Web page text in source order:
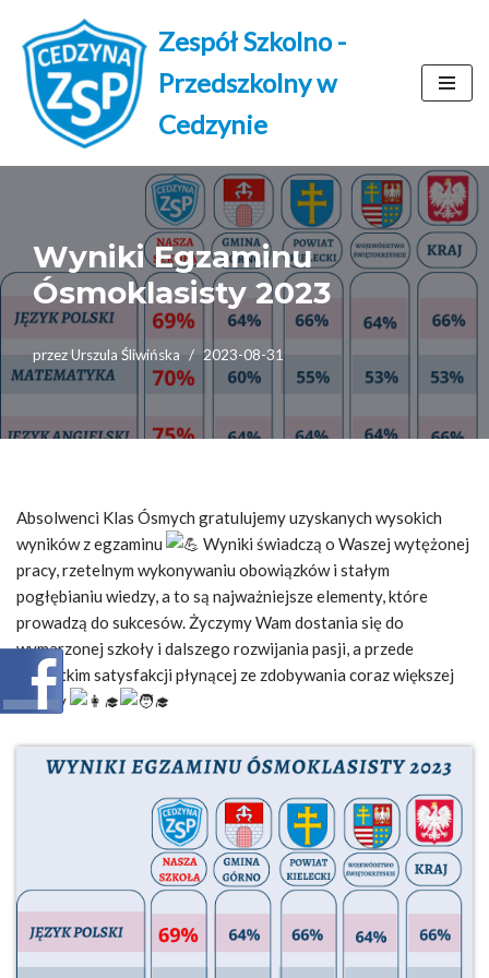
Przejdź
do
treści
Zespół Szkolno -
Przedszkolny w
Cedzynie
Wyniki Egzaminu
Ósmoklasisty 2023
przezUrszula Śliwińska 2023-08-31
Absolwenci Klas Ósmych gratulujemy uzyskanych wysokich
wyników z egzaminu
Wyniki świadczą o Waszej wytężonej
pracy, rzetelnym wykonywaniu obowiązków i stałym
pogłębianiu wiedzy, a to są najważniejsze elementy, które
prowadzą do sukcesów. Życzymy Wam dostania się do
wymarzonej szkoły i dalszego rozwijania pasji, a przede
wszystkim satysfakcji płynącej ze zdobywania coraz większej
wiedzy